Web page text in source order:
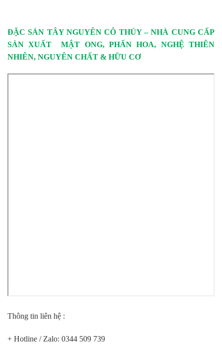
ĐẶC SẢN TÂY NGUYÊN CÔ THỦY – NHÀ CUNG CẤP
SẢN XUẤT MẬT ONG, PHẤN HOA, NGHỆ THIÊN
NHIÊN, NGUYÊN CHẤT & HỮU CƠ
Thông tin liên hệ :
+ Hotline / Zalo: 0344 509 739